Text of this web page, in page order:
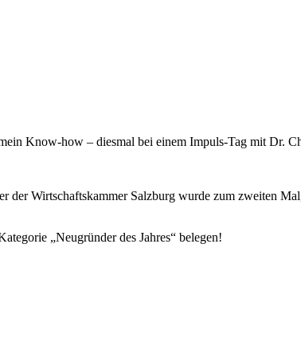
Know-how – diesmal bei einem Impuls-Tag mit Dr.
Wirtschaftskammer Salzburg wurde zum zweiten
„Neugründer des Jahres“ belegen!